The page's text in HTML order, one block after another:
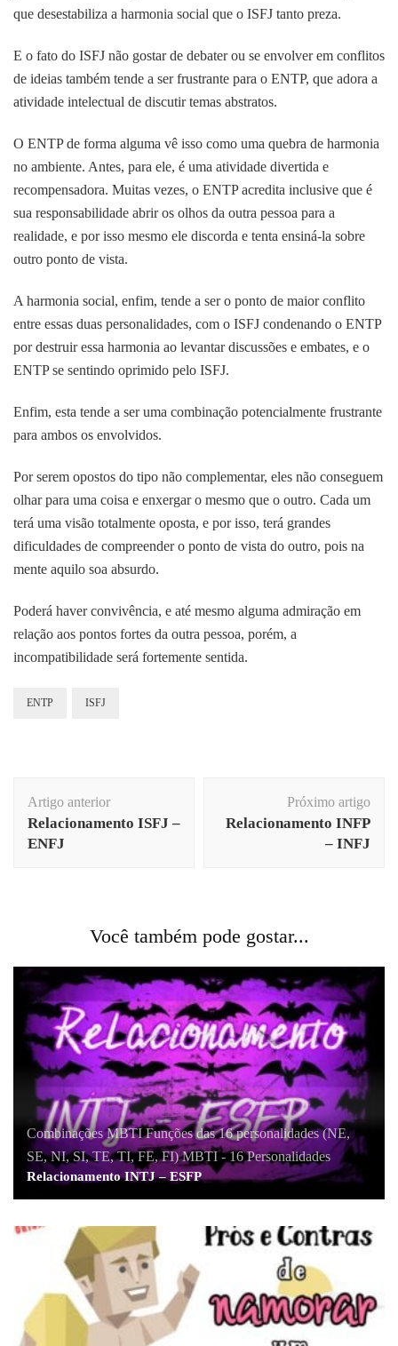
que desestabiliza a harmonia social que o ISFJ tanto preza.
E o fato do ISFJ não gostar de debater ou se envolver em conflitos
de ideias também tende a ser frustrante para o ENTP, que adora a
atividade intelectual de discutir temas abstratos.
O ENTP de forma alguma vê isso como uma quebra de harmonia
no ambiente. Antes, para ele, é uma atividade divertida e
recompensadora. Muitas vezes, o ENTP acredita inclusive que é
sua responsabilidade abrir os olhos da outra pessoa para a
realidade, e por isso mesmo ele discorda e tenta ensiná-la sobre
outro ponto de vista.
A harmonia social, enfim, tende a ser o ponto de maior conflito
entre essas duas personalidades, com o ISFJ condenando o ENTP
por destruir essa harmonia ao levantar discussões e embates, e o
ENTP se sentindo oprimido pelo ISFJ.
Enfim, esta tende a ser uma combinação potencialmente frustrante
para ambos os envolvidos.
Por serem opostos do tipo não complementar, eles não conseguem
olhar para uma coisa e enxergar o mesmo que o outro. Cada um
terá uma visão totalmente oposta, e por isso, terá grandes
dificuldades de compreender o ponto de vista do outro, pois na
mente aquilo soa absurdo.
Poderá haver convivência, e até mesmo alguma admiração em
relação aos pontos fortes da outra pessoa, porém, a
incompatibilidade será fortemente sentida.
ENTP ISFJ
de
post
Artigo anterior
Relacionamento ISFJ –
ENFJ
Próximo artigo
Relacionamento INFP
– INFJ
Você também pode gostar...
Combinações MBTI,Funções das 16 personalidades (NE,
SE, NI, SI, TE, TI, FE, FI),MBTI - 16 Personalidades
Relacionamento INTJ – ESFP